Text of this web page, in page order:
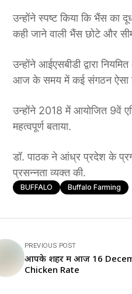
उन्होंने स्पष्ट किया कि भैंस का
कही जाने वाली भैंस छोटे और
उन्होंने आईएसबीडी द्वारा
आज के समय में कई संगठन ऐसा
उन्होंने 2018 में आयोजित 9वें
महत्वपूर्ण बताया.
डॉ. पाठक ने आंध्र प्रदेश के
प्रसन्नता व्यक्त की.
BUFFALO Buffalo Farming
PREVIOUS POST
आपके शहर में आज 16
Chicken Rate